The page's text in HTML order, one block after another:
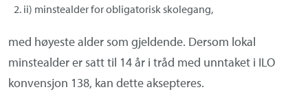
ii) minstealder for obligatorisk skolegang,
med høyeste alder som gjeldende. Dersom lokal
minstealder er satt til 14 år i tråd med unntaket i ILO
konvensjon 138, kan dette aksepteres.